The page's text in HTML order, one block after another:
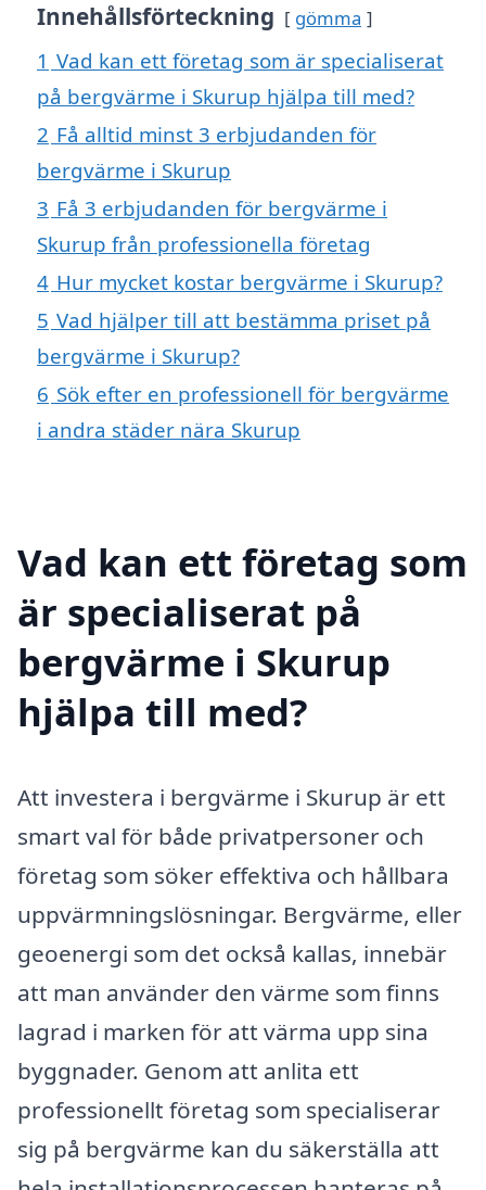
Innehållsförteckning gömma
1 Vad kan ett företag som är specialiserat
på bergvärme i Skurup hjälpa till med?
2 Få alltid minst 3 erbjudanden för
bergvärme i Skurup
3 Få 3 erbjudanden för bergvärme i
Skurup från professionella företag
4 Hur mycket kostar bergvärme i Skurup?
5 Vad hjälper till att bestämma priset på
bergvärme i Skurup?
6 Sök efter en professionell för bergvärme
i andra städer nära Skurup
Vad kan ett företag som
är specialiserat på
bergvärme i Skurup
hjälpa till med?
Att investera i bergvärme i Skurup är ett
smart val för både privatpersoner och
företag som söker effektiva och hållbara
uppvärmningslösningar. Bergvärme, eller
geoenergi som det också kallas, innebär
att man använder den värme som finns
lagrad i marken för att värma upp sina
byggnader. Genom att anlita ett
professionellt företag som specialiserar
sig på bergvärme kan du säkerställa att